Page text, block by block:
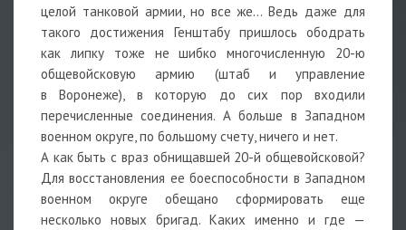
целой танковой армии, но все же… Ведь даже для
такого достижения Генштабу пришлось ободрать
как липку тоже не шибко многочисленную 20-ю
общевойсковую армию (штаб и управление
в Воронеже), в которую до сих пор входили
перечисленные соединения. А больше в Западном
военном округе, по большому счету, ничего и нет.
А как быть с враз обнищавшей 20-й общевойсковой?
Для восстановления ее боеспособности в Западном
военном округе обещано сформировать еще
несколько новых бригад. Каких именно и где —